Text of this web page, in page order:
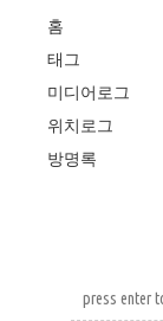
홈
태그
미디어로그
위치로그
방명록